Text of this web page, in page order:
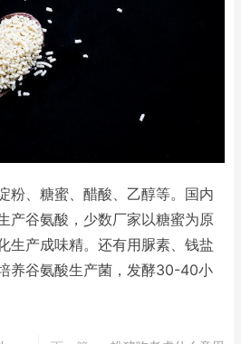
粉、糖蜜、醋酸、乙醇等。国内
产谷氨酸，少数厂家以糖蜜为原
生产成味精。还有用脲素、钱盐
养谷氨酸生产菌，发酵30-40小